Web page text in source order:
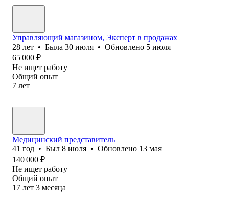
Управляющий магазином, Эксперт в продажах
28 лет • Была 30 июля • Обновлено 5 июля
65 000 ₽
Не ищет работу
Общий опыт
7 лет
Медицинский представитель
41 год • Был 8 июля • Обновлено 13 мая
140 000 ₽
Не ищет работу
Общий опыт
17 лет 3 месяца